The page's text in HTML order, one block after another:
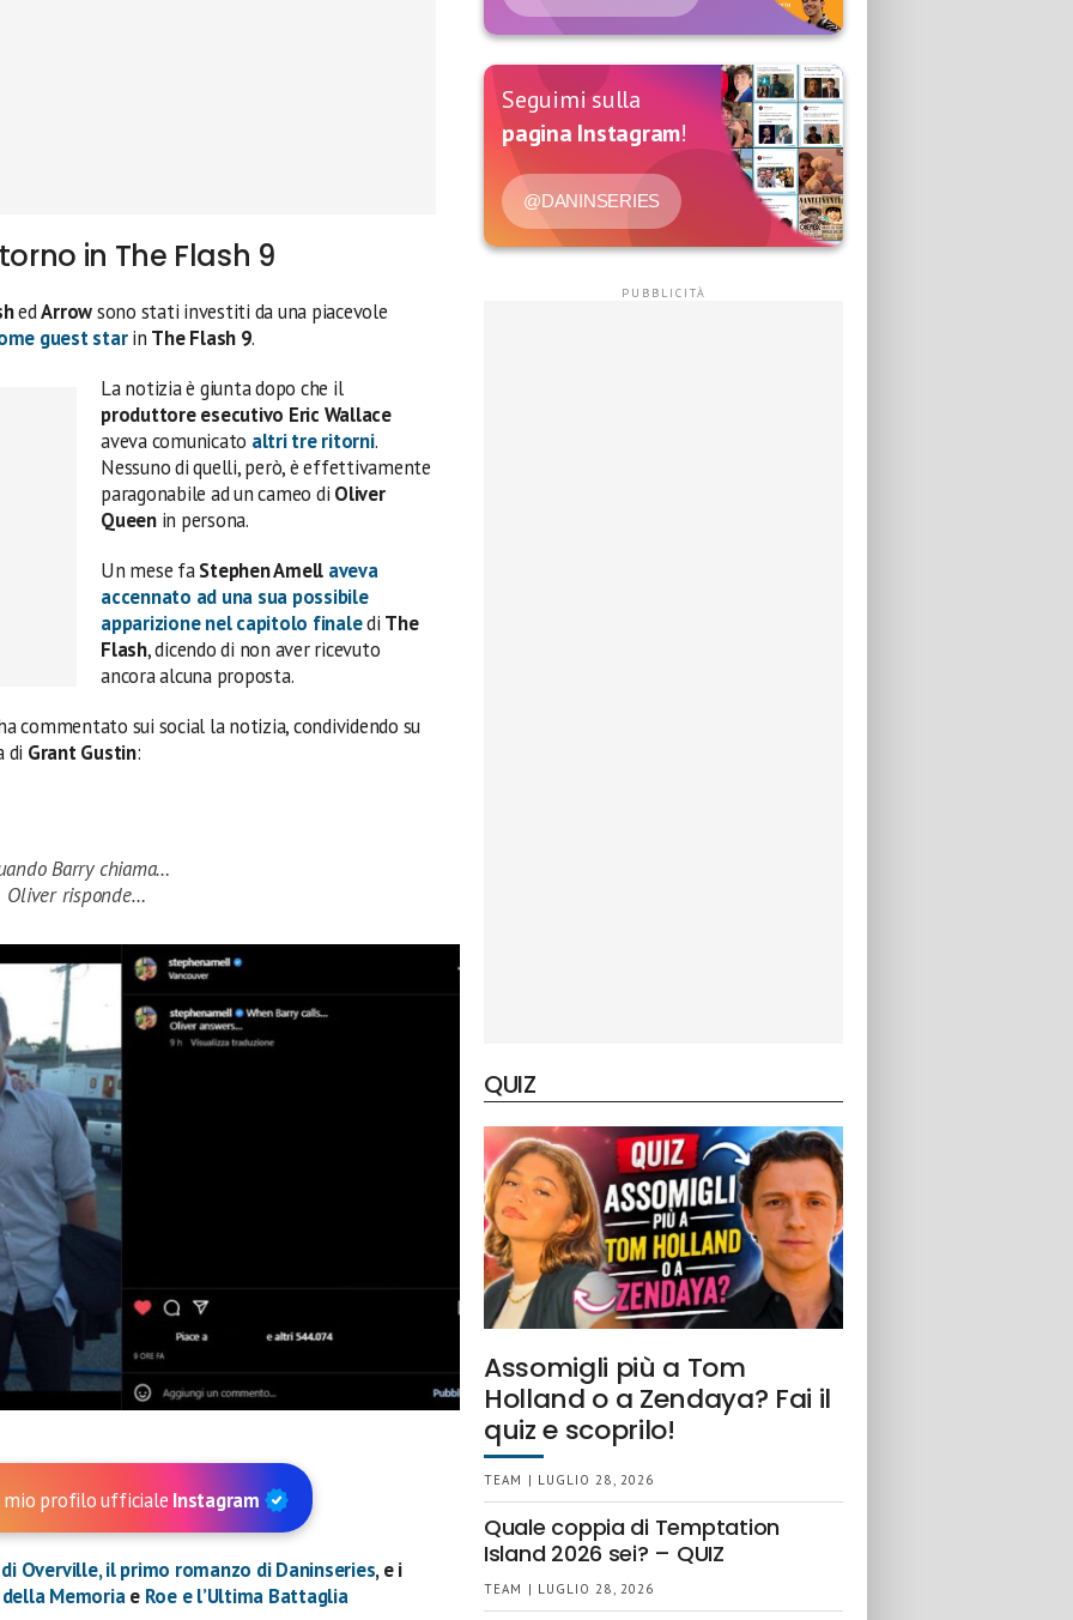
in The Flash 9
edArrowsono stati investiti da una piacevole
guest starin The Flash 9.
La notizia è giunta dopo che il
produttore esecutivo Eric Wallace
aveva comunicato altri tre ritorni.
Nessuno di quelli, però, è effettivamente
paragonabile ad un cameo di Oliver
Queen in persona.
Un mese faStephen Amell aveva
accennato ad una sua possibile
apparizione nel capitolo finaledi The
Flash, dicendo di non aver ricevuto
ancora alcuna proposta.
commentato sui social la notizia, condividendo su
di Grant Gustin:
Barry chiama…
Oliver risponde…
mio profilo ufficiale Instagram
Overville, il primo romanzo di Daninseries, e i
della Memoriae Roe e l’Ultima Battaglia
Seguimi sulla
pagina Instagram!
@DANINSERIES
QUIZ
Assomigli più a Tom
Holland o a Zendaya? Fai il
quiz e scoprilo!
TEAM | LUGLIO 28, 2026
Quale coppia di Temptation
Island 2026 sei? – QUIZ
TEAM | LUGLIO 28, 2026